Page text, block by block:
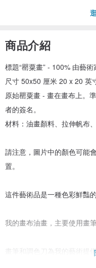
商品介紹
標題“罌粟畫” - 100% 由藝
尺寸 50x50 厘米 20 x 20 英
原始罌粟畫 - 畫在畫布上。
者的簽名。
材料：油畫顏料、拉伸帆布
請注意，圖片中的顏色可能
置。
這件藝術品是一種色彩鮮豔的
我的畫布油畫，主要使用畫
畫筆和調色刀為我的藝術提